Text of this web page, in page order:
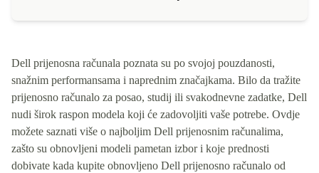
Dell prijenosna računala poznata su po svojoj pouzdanosti,
snažnim performansama i naprednim značajkama. Bilo da tražite
prijenosno računalo za posao, studij ili svakodnevne zadatke, Dell
nudi širok raspon modela koji će zadovoljiti vaše potrebe. Ovdje
možete saznati više o najboljim Dell prijenosnim računalima,
zašto su obnovljeni modeli pametan izbor i koje prednosti
dobivate kada kupite obnovljeno Dell prijenosno računalo od